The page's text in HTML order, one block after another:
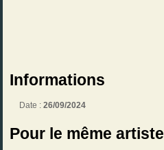
Informations
Date :26/09/2024
Pour le même artiste